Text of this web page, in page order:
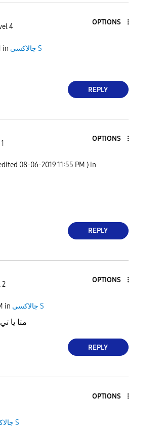
4
OPTIONS
in جالاكسى S
REPLY
OPTIONS
‎08-06-201911:55 PM ) in
REPLY
2
OPTIONS
in جالاكسى S
متا يا
REPLY
OPTIONS
جالاكسى S